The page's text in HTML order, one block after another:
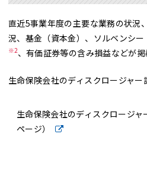
直近5事業年度の主要な業務の状況
況、基金（資本金）、ソルベンシ
※2、有価証券等の含み損益などが掲
生命保険会社のディスクロージャー
生命保険会社のディスクロージ
ページ）